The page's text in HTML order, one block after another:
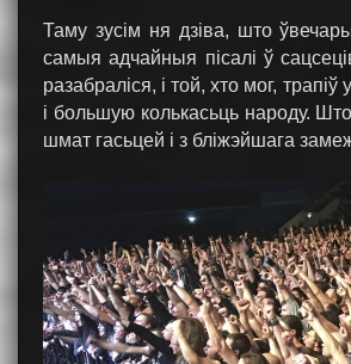
Таму зусім ня дзіва, што
самыя адчайныя пісалі ў
разабраліся, і той, хто мог,
і большую колькасьць народу.
шмат гасьцей і з бліжэйшага